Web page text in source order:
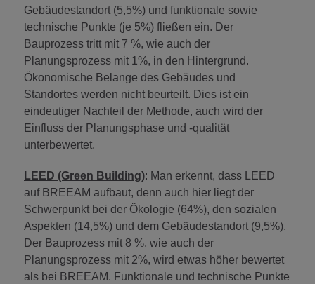
Gebäudestandort (5,5%) und funktionale sowie
technische Punkte (je 5%) fließen ein. Der
Bauprozess tritt mit 7 %, wie auch der
Planungsprozess mit 1%, in den Hintergrund.
Ökonomische Belange des Gebäudes und
Standortes werden nicht beurteilt. Dies ist ein
eindeutiger Nachteil der Methode, auch wird der
Einfluss der Planungsphase und -qualität
unterbewertet.
LEED (Green Building): Man erkennt, dass LEED
auf BREEAM aufbaut, denn auch hier liegt der
Schwerpunkt bei der Ökologie (64%), den sozialen
Aspekten (14,5%) und dem Gebäudestandort (9,5%).
Der Bauprozess mit 8 %, wie auch der
Planungsprozess mit 2%, wird etwas höher bewertet
als bei BREEAM. Funktionale und technische Punkte